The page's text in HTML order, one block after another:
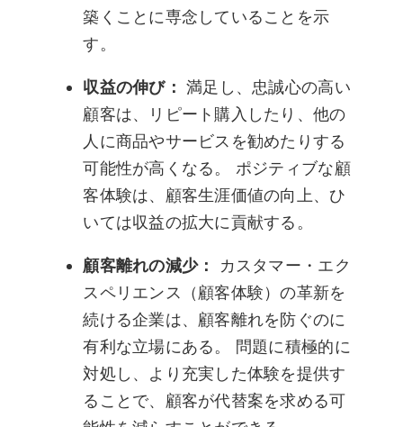
築くことに専念していることを示
す。
収益の伸び：満足し、忠誠心の高い
顧客は、リピート購入したり、他の
人に商品やサービスを勧めたりする
可能性が高くなる。 ポジティブな顧
客体験は、顧客生涯価値の向上、ひ
いては収益の拡大に貢献する。
顧客離れの減少：
カスタマー・エク
スペリエンス（顧客体験）の革新を
続ける企業は、顧客離れを防ぐのに
有利な立場にある。 問題に積極的に
対処し、より充実した体験を提供す
ることで、顧客が代替案を求める可